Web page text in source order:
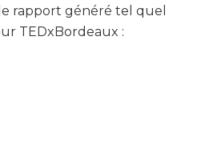
rapport généré tel quel
TEDxBordeaux :